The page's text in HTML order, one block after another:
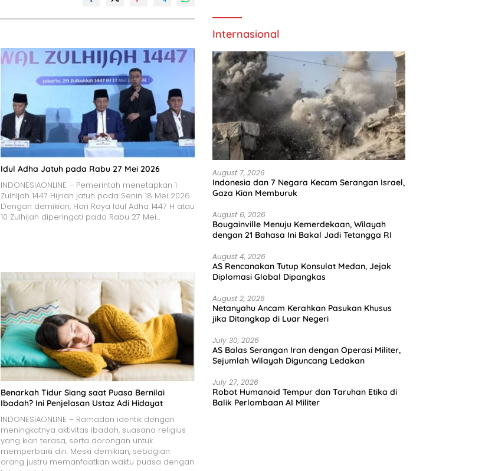
Idul Adha Jatuh pada Rabu 27 Mei 2026
INDONESIAONLINE – Pemerintah menetapkan 1
Zulhijah 1447 Hijriah jatuh pada Senin 18 Mei 2026.
Dengan demikian, Hari Raya Idul Adha 1447 H atau
10 Zulhijah diperingati pada Rabu 27 Mei…
Benarkah Tidur Siang saat Puasa Bernilai
Ibadah? Ini Penjelasan Ustaz Adi Hidayat
INDONESIAONLINE – Ramadan identik dengan
meningkatnya aktivitas ibadah, suasana religius
yang kian terasa, serta dorongan untuk
memperbaiki diri. Meski demikian, sebagian
orang justru memanfaatkan waktu puasa dengan
Internasional
August 7, 2026
Indonesia dan 7 Negara Kecam Serangan Israel,
Gaza Kian Memburuk
August 6, 2026
Bougainville Menuju Kemerdekaan, Wilayah
dengan 21 Bahasa Ini Bakal Jadi Tetangga RI
August 4, 2026
AS Rencanakan Tutup Konsulat Medan, Jejak
Diplomasi Global Dipangkas
August 2, 2026
Netanyahu Ancam Kerahkan Pasukan Khusus
jika Ditangkap di Luar Negeri
July 30, 2026
AS Balas Serangan Iran dengan Operasi Militer,
Sejumlah Wilayah Diguncang Ledakan
July 27, 2026
Robot Humanoid Tempur dan Taruhan Etika di
Balik Perlombaan AI Militer